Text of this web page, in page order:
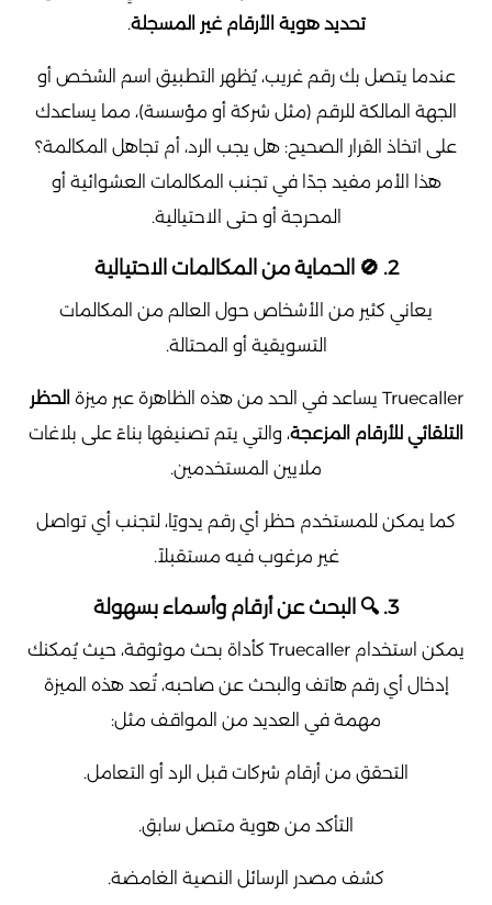
تحديد هوية الأرقام غير المسجلة.
عندما يتصل بك رقم غريب، يُظهر التطبيق اسم الشخص أو
الجهة المالكة للرقم (مثل شركة أو مؤسسة)، مما يساعدك
على اتخاذ القرار الصحيح: هل يجب الرد، أم تجاهل المكالمة؟
هذا الأمر مفيد جدًا في تجنب المكالمات العشوائية أو
المحرجة أو حتى الاحتيالية.
2. 🚫 الحماية من المكالمات الاحتيالية
يعاني كثير من الأشخاص حول العالم من المكالمات
التسويقية أو المحتالة.
Truecaller يساعد في الحد من هذه الظاهرة عبر ميزة
الحظر
التلقائي للأرقام المزعجة، والتي يتم تصنيفها بناءً على بلاغات
ملايين المستخدمين.
كما يمكن للمستخدم حظر أي رقم يدويًا، لتجنب أي تواصل
غير مرغوب فيه مستقبلاً.
3. 🔍 البحث عن أرقام وأسماء بسهولة
يمكن استخدام Truecaller كأداة بحث موثوقة، حيث يُمكنك
إدخال أي رقم هاتف والبحث عن صاحبه، تُعد هذه الميزة
مهمة في العديد من المواقف مثل:
التحقق من أرقام شركات قبل الرد أو التعامل.
التأكد من هوية متصل سابق.
كشف مصدر الرسائل النصية الغامضة.